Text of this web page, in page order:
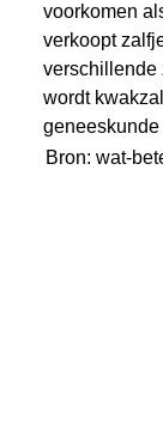
voorkomen
verkoopt
verschillende
wordt
geneeskunde
Bron: wat-